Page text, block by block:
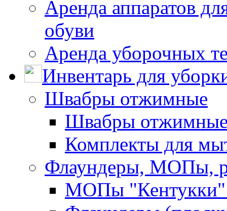
Аренда аппаратов
обуви
Аренда уборочных
Инвентарь для
Швабры отжимные
Швабры
Комплекты для
Флаундеры, МОПы,
МОПы "Кентукки"